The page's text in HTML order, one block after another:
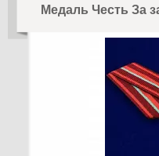
Медаль Честь За